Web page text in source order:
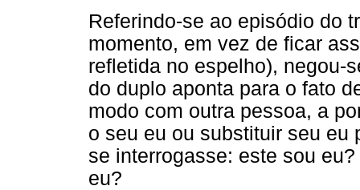
Referindo-se ao episódio do
momento, em vez de ficar
refletida no espelho), negou-
do duplo aponta para o fato
modo com outra pessoa, a
o seu eu ou substituir seu eu
se interrogasse: este sou
eu?